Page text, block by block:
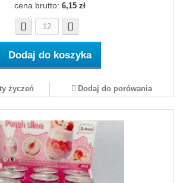
cena brutto: 6,15 zł
Dodaj do koszyka
życzeń Dodaj do porówania